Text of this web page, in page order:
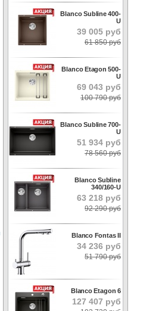
Blanco Subline 400-
U
39 005 руб
61 850 руб
Blanco Etagon 500-
U
69 043 руб
100 790 руб
Blanco Subline 700-
U
51 934 руб
78 560 руб
Blanco Subline
340/160-U
63 218 руб
92 290 руб
Blanco Fontas II
34 236 руб
51 790 руб
Blanco Etagon 6
127 407 руб